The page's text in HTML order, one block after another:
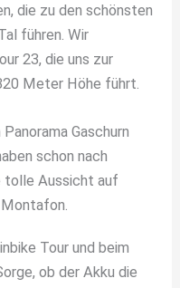
die zu den schönsten
führen. Wir
23, die uns zur
Meter Höhe führt.
schon nach
tolle Aussicht auf
Montafon.
Tour und beim
ob der Akku die